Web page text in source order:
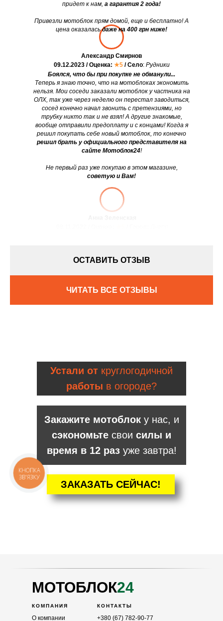
Боялся, что бы при покупке не обманули...
Теперь я знаю точно, что на мотоблоках экономить
нельзя. Мои соседи заказали мотоблок у частника на
ОЛХ, так уже через неделю он перестал заводиться,
сосед конечно начал звонить с претензиями, но
трубку никто так и не взял! А другие знакомые,
вообще отправили предоплату и с концами! Когда я
решил покупать себе новый мотоблок, то конечно
решил брать у официального представителя на
сайте Мотоблок24!
Не первый раз уже покупаю в этом магазине,
советую и Вам!
Александр Смирнов
09.12.2023 / Оценка: ★5 / Село: Рудники
придет к нам, а гарантия 2 года!
Привезли мотоблок прям домой, еще и бесплатно! А
цена оказаласьдаже на 400 грн ниже!
Анна Зеленская
ОСТАВИТЬ ОТЗЫВ
ЧИТАТЬ ВСЕ ОТЗЫВЫ
ЗАКАЗАТЬ СЕЙЧАС!
Закажите мотоблоку нас, и
сэкономьте свои силы и
время в 12 разуже завтра!
Устали от круглогодичной
работы в огороде?
О компании
КОМПАНИЯ
+380 (67) 782-90-77
КОНТАКТЫ
МОТОБЛОК24
КНОПКА
ЗВ'ЯЗКУ